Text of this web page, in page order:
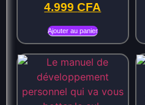
4.999CFA
Ajouter au panier